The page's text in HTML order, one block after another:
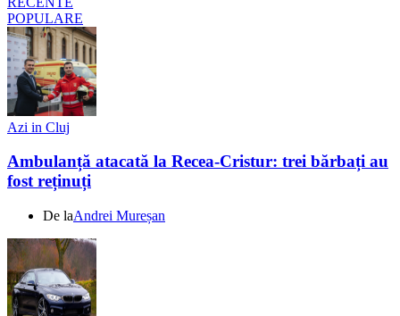
POPULARE
Azi in Cluj
Ambulanță atacată la Recea-Cristur: trei bărbați au
fost reținuți
De laAndrei Mureșan